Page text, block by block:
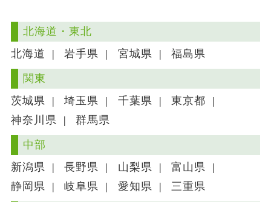
TEL080-7062-1599
2022/8/1 西宮店オープン
TEL090-2100-8723
2022/03/16 福岡店オープン
福岡市東区香椎照葉4-4-20
TEL
080-5933-0222
2021/11/11 平野店オープン
大阪府大阪市平野区長吉長原4-16-2
北海道・東北
北海道
岩手県 宮城県 福島県
関東
茨城県
埼玉県 千葉県
東京都
神奈川県
群馬県
中部
新潟県
長野県 山梨県
富山県
静岡県
岐阜県 愛知県 三重県